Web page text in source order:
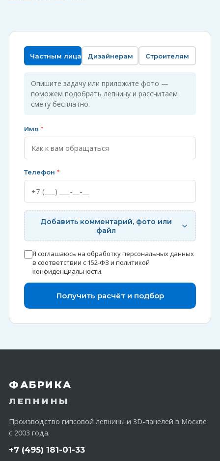
Частным лицам Дизайнерам Строителям
Опишите задачу или приложите фото —
поможем подобрать лепнину и рассчитаем
смету бесплатно.
Имя *
Телефон *
Добавить комментарий, фото или
файл
Я соглашаюсь на обработку персональных данных
в соответствии с 152-ФЗ и политикой
конфиденциальности.
Получить расчёт и подбор
ФАБРИКА
ЛЕПНИНЫ
Производство гипсовой лепнины и 3D-панелей в Москве
с 2003 года.
+7 (495) 181-01-33